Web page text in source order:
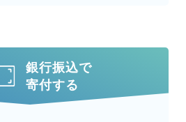
銀行振込で
寄付する